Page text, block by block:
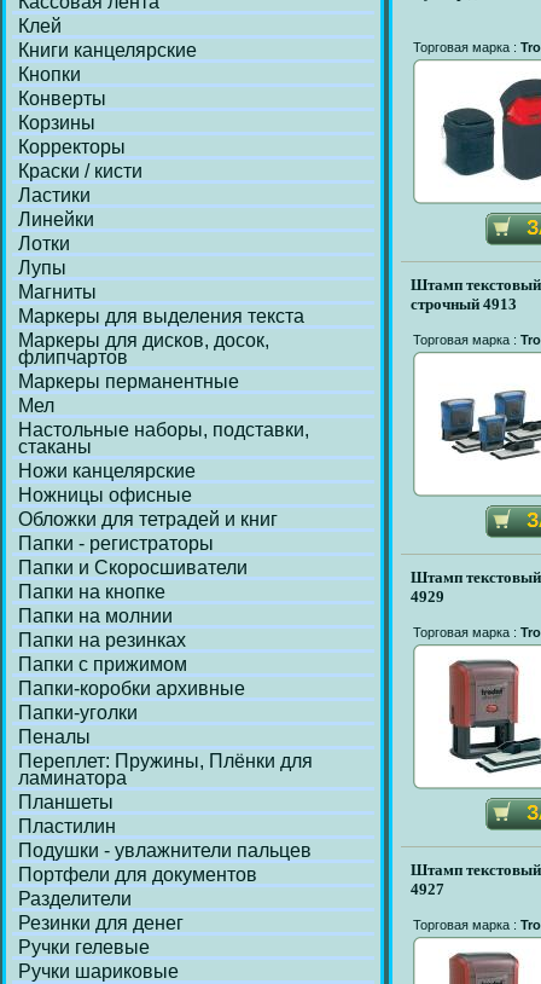
Клей
Книги канцелярские
Кнопки
Конверты
Корзины
Корректоры
Краски / кисти
Ластики
Линейки
Лотки
Лупы
Магниты
Маркеры для выделения текста
Маркеры для дисков, досок,
флипчартов
Маркеры перманентные
Мел
Настольные наборы, подставки,
стаканы
Ножи канцелярские
Ножницы офисные
Обложки для тетрадей и книг
Папки - регистраторы
Папки и Скоросшиватели
Папки на кнопке
Папки на молнии
Папки на резинках
Папки с прижимом
Папки-коробки архивные
Папки-уголки
Пеналы
Переплет: Пружины, Плёнки для
ламинатора
Планшеты
Пластилин
Подушки - увлажнители пальцев
Портфели для документов
Разделители
Резинки для денег
Ручки гелевые
Ручки шариковые
Торговая марка :
Штамп
строчный 4913
Торговая марка :
Штамп
4929
Торговая марка :
Штамп
4927
Торговая марка :